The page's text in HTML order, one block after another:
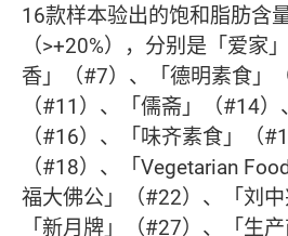
16款样本验出的饱和脂肪含
（>+20%），分别是「爱家
香」（#7）、「德明素食」
（#11）、「儒斋」（#14）
（#16）、「味齐素食」（
（#18）、「Vegetarian
福大佛公」（#22）、「刘中
「新月牌」（#27）、「生